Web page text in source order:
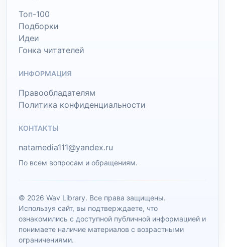
Топ-100
Подборки
Идеи
Гонка читателей
ИНФОРМАЦИЯ
Правообладателям
Политика конфиденциальности
КОНТАКТЫ
natamedia111@yandex.ru
По всем вопросам и обращениям.
© 2026 Wav Library. Все права защищены.
Используя сайт, вы подтверждаете, что
ознакомились с доступной публичной информацией и
понимаете наличие материалов с возрастными
ограничениями.